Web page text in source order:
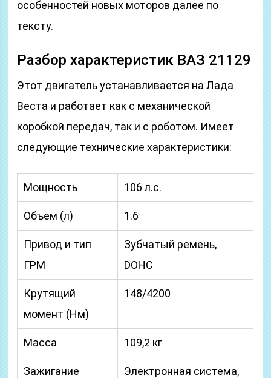
особенностей новых моторов далее по
тексту.
Разбор характеристик ВАЗ 21129
Этот двигатель устанавливается на Лада
Веста и работает как с механической
коробкой передач, так и с роботом. Имеет
следующие технические характеристики:
Мощность 106 л.с.
Объем (л) 1.6
Привод и тип
ГРМ
Зубчатый ремень,
DOHC
Крутящий
момент (Нм)
148/4200
Масса 109,2 кг
Зажигание
Электронная система,